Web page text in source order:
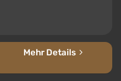
Mehr Details